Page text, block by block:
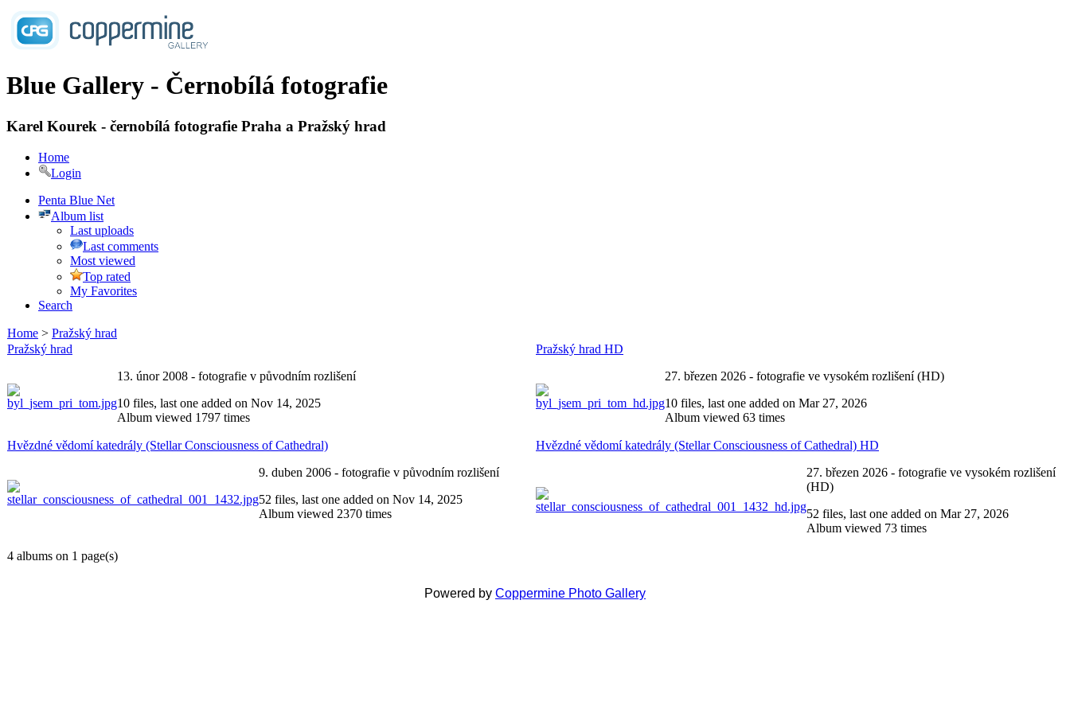
Blue Gallery - Černobílá fotografie
Karel Kourek - černobílá fotografie Praha a Pražský hrad
Home
Login
Penta Blue Net
Album list
Last uploads
Last comments
Most viewed
Top rated
My Favorites
Search
Home > Pražský hrad
Pražský hrad
13. únor 2008 - fotografie v původním rozlišení
10 files, last one added on Nov 14, 2025
Album viewed 1797 times
Pražský hrad HD
27. březen 2026 - fotografie ve vysokém rozlišení (HD)
10 files, last one added on Mar 27, 2026
Album viewed 63 times
Hvězdné vědomí katedrály (Stellar Consciousness of Cathedral)
9. duben 2006 - fotografie v původním rozlišení
52 files, last one added on Nov 14, 2025
Album viewed 2370 times
Hvězdné vědomí katedrály (Stellar Consciousness of Cathedral) HD
27. březen 2026 - fotografie ve vysokém rozlišení
(HD)
52 files, last one added on Mar 27, 2026
Album viewed 73 times
4 albums on 1 page(s)
Powered by Coppermine Photo Gallery